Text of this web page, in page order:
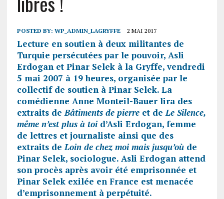
POSTED BY: WP_ADMIN_LAGRYFFE 2 MAI 2017
Lecture en soutien à deux militantes de
Turquie persécutées par le pouvoir, Asli
Erdogan et Pinar Selek à la Gryffe, vendredi
5 mai 2007 à 19 heures, organisée par le
collectif de soutien à Pinar Selek. La
comédienne Anne Monteil-Bauer lira des
extraits deBâtiments de pierreet deLe Silence,
même n’est plus à toid’Asli Erdogan, femme
de lettres et journaliste ainsi que des
extraits deLoin de chez moi mais jusqu’oùde
Pinar Selek, sociologue. Asli Erdogan attend
son procès après avoir été emprisonnée et
Pinar Selek exilée en France est menacée
d’emprisonnement à perpétuité.